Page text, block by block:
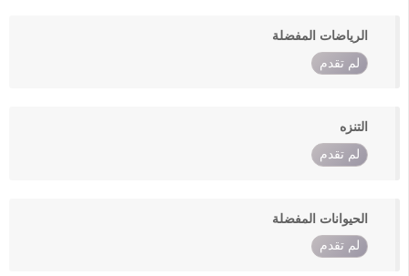
الرياضات المفضلة
لم تقدم
التنزه
لم تقدم
الحيوانات المفضلة
لم تقدم